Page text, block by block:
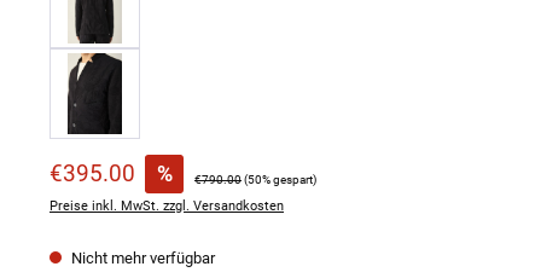
Verkaufspreis:
€395.00 % Regulärer Preis:
€790.00(50% gespart)
Preise inkl. MwSt. zzgl. Versandkosten
Nicht mehr verfügbar